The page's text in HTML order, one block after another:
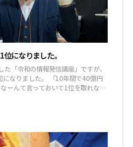
になりました。
「令和の情報発信講座」ですが、
。 「10年間で40億円
とりあえず取れてホッとしました。
れたみなさま、